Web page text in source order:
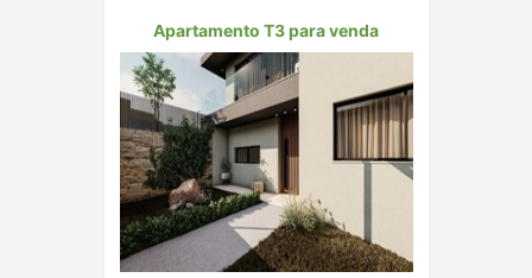
Apartamento T3 para venda